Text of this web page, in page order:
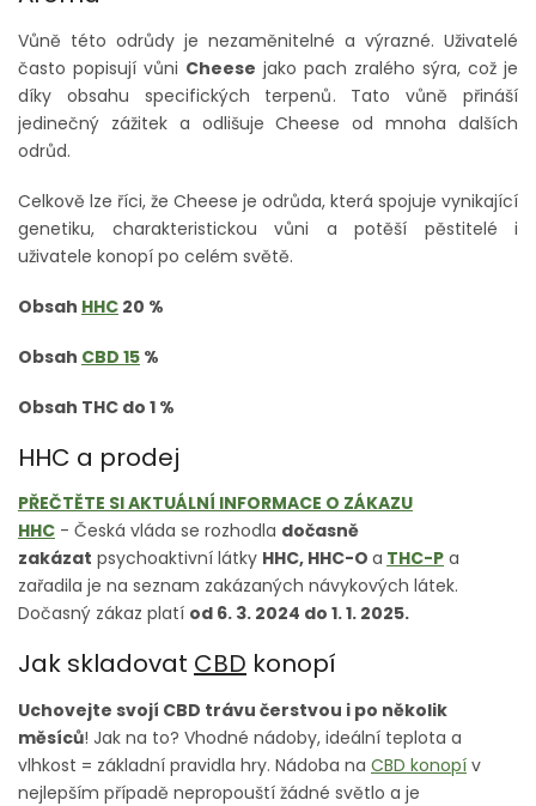
Vůně této odrůdy je nezaměnitelné a výrazné. Uživatelé
často popisují vůni Cheese jako pach zralého sýra, což je
díky obsahu specifických terpenů. Tato vůně přináší
jedinečný zážitek a odlišuje Cheese od mnoha dalších
odrůd.
Celkově lze říci, že Cheese je odrůda, která spojuje vynikající
genetiku, charakteristickou vůni a potěší pěstitelé i
uživatele konopí po celém světě.
Obsah HHC 20 %
Obsah CBD 15 %
Obsah THC do 1 %
HHC a prodej
PŘEČTĚTE SI AKTUÁLNÍ INFORMACE O ZÁKAZU
HHC - Česká vláda se rozhodla dočasně
zakázat psychoaktivní látky HHC, HHC-O a THC-P a
zařadila je na seznam zakázaných návykových látek.
Dočasný zákaz platí od 6. 3. 2024 do 1. 1. 2025.
Jak skladovat CBD konopí
Uchovejte svojí CBD trávu čerstvou i po několik
měsíců! Jak na to? Vhodné nádoby, ideální teplota a
vlhkost = základní pravidla hry. Nádoba na CBD konopí v
nejlepším případě nepropouští žádné světlo a je